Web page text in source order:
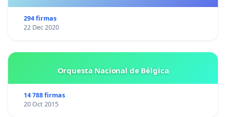
294 firmas
22 Dec 2020
Orquesta Nacional de Bélgica
14 788 firmas
20 Oct 2015